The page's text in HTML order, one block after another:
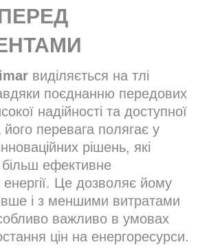
виділяється на тлі
поєднанню передових
надійності та доступної
перевага полягає у
рішень, які
ефективне
Це дозволяє йому
і з меншими витратами
важливо в умовах
цін на енергоресурси.